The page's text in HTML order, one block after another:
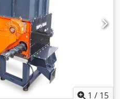
1 / 15